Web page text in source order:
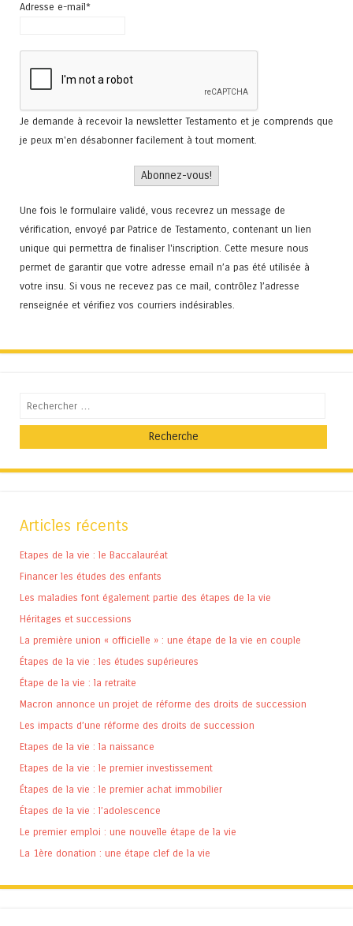
Adresse e-mail*
Je demande à recevoir la newsletter Testamento et je comprends que
je peux m'en désabonner facilement à tout moment.
Une fois le formulaire validé, vous recevrez un message de
vérification, envoyé par Patrice de Testamento, contenant un lien
unique qui permettra de finaliser l'inscription. Cette mesure nous
permet de garantir que votre adresse email n’a pas été utilisée à
votre insu. Si vous ne recevez pas ce mail, contrôlez l’adresse
renseignée et vérifiez vos courriers indésirables.
Recherche
Articles récents
Etapes de la vie : le Baccalauréat
Financer les études des enfants
Les maladies font également partie des étapes de la vie
Héritages et successions
La première union « officielle » : une étape de la vie en couple
Étapes de la vie : les études supérieures
Étape de la vie : la retraite
Macron annonce un projet de réforme des droits de succession
Les impacts d’une réforme des droits de succession
Etapes de la vie : la naissance
Etapes de la vie : le premier investissement
Étapes de la vie : le premier achat immobilier
Étapes de la vie : l’adolescence
Le premier emploi : une nouvelle étape de la vie
La 1ère donation : une étape clef de la vie